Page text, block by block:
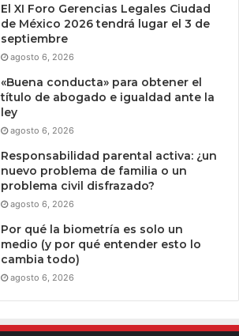
El XI Foro Gerencias Legales Ciudad
de México 2026 tendrá lugar el 3 de
septiembre
agosto 6, 2026
«Buena conducta» para obtener el
título de abogado e igualdad ante la
ley
agosto 6, 2026
Responsabilidad parental activa: ¿un
nuevo problema de familia o un
problema civil disfrazado?
agosto 6, 2026
Por qué la biometría es solo un
medio (y por qué entender esto lo
cambia todo)
agosto 6, 2026